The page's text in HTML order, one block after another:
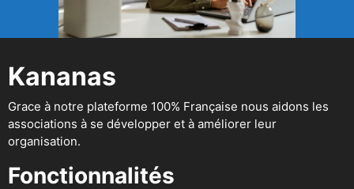
Kananas
Grace à notre plateforme 100% Française nous aidons les
associations à se développer et à améliorer leur
organisation.
Fonctionnalités